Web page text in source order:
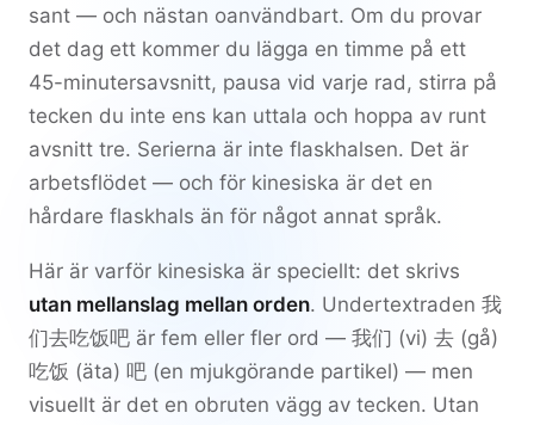
sant — och nästan oanvändbart. Om du provar
det dag ett kommer du lägga en timme på ett
45-minutersavsnitt, pausa vid varje rad, stirra på
tecken du inte ens kan uttala och hoppa av runt
avsnitt tre. Serierna är inte flaskhalsen. Det är
arbetsflödet — och för kinesiska är det en
hårdare flaskhals än för något annat språk.
Här är varför kinesiska är speciellt: det skrivs
utan mellanslag mellan orden. Undertextraden 我
们去吃饭吧 är fem eller fler ord — 我们 (vi) 去 (gå)
吃饭 (äta) 吧 (en mjukgörande partikel) — men
visuellt är det en obruten vägg av tecken. Utan